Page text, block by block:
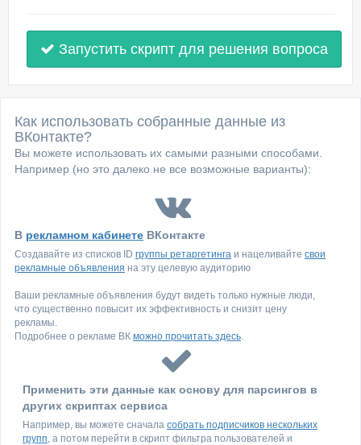
Запустить скрипт для решения вопроса
Как использовать собранные данные из
ВКонтакте?
Вы можете использовать их самыми разными способами.
Например (но это далеко не все возможные варианты):
В рекламном кабинете ВКонтакте
Создавайте из списков ID группы ретаргетинга и нацеливайте свои
рекламные объявления на эту целевую аудиторию
Ваши рекламные объявления будут видеть только нужные люди,
что существенно повысит их эффективность и снизит цену
рекламы.
Подробнее о рекламе ВК можно прочитать здесь.
Применить эти данные как основу для парсингов в
других скриптах сервиса
Например, вы можете сначала собрать подписчиков нескольких
групп, а потом перейти в скрипт фильтра пользователей и